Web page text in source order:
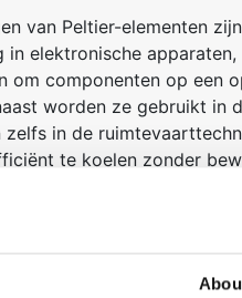
van Peltier-elementen
in elektronische
om componenten op een
worden ze gebruikt in
zelfs in de
te koelen zonder
zoals compressorkoeling,
vooruitgang in
Peltier-elementen in